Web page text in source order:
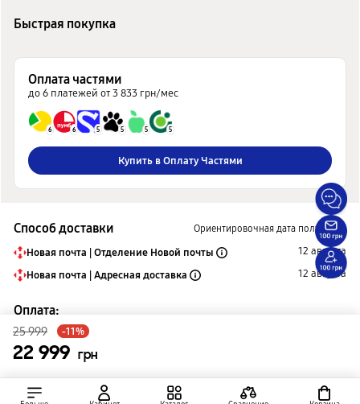
Быстрая покупка
Оплата частями
до 6 платежей от 3 833 грн/мес
6 6 5 5 5 5
Купить в Оплату Частями
Способ доставки Ориентировочная дата получения
Новая почта | Отделение Новой почты
12 августа
Новая почта | Адресная доставка
12 августа
Оплата:
Наличными
Картой онлайн
Безналичный расчет
Оплата частями Монобанк
Оплата Частями и Мгновенная Рассрочка Приватбанк
25 999 -11%
22 999 грн